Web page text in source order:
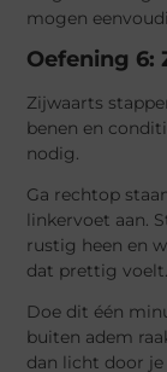
mogen
Oefening 6:
Zijwaarts
benen en
nodig.
Ga rechtop
linkervoet aan.
rustig heen en
dat prettig voelt.
Doe dit één
buiten adem
dan licht door